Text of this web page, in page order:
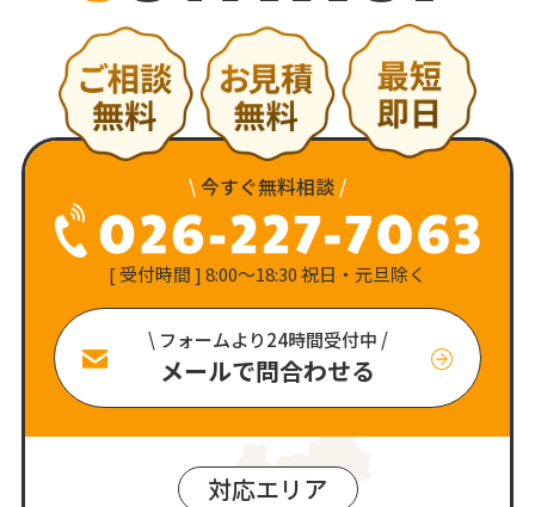
\今すぐ無料相談 /
[ 受付時間 ] 8:00〜18:30 祝日・元旦除く
\ フォームより24時間受付中 /
メールで問合わせる
対応エリア